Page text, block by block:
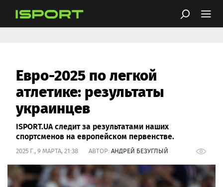
Евро-2025 по легкой
атлетике: результаты
украинцев
ISPORT.UA следит за результатами наших
спортсменов на европейском первенстве.
2025 Г., 9 МАРТА, 21:38 АВТОР: АНДРЕЙ БЕЗУГЛЫЙ